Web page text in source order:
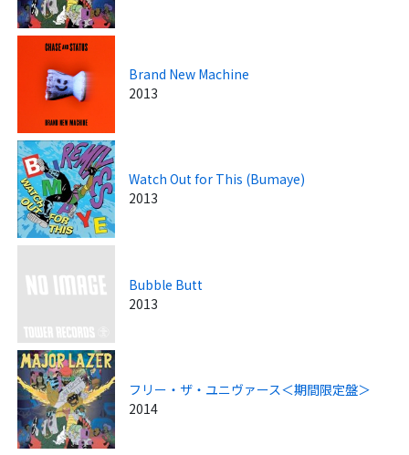
Brand New Machine
2013
Watch Out for This (Bumaye)
2013
Bubble Butt
2013
フリー・ザ・ユニヴァース＜期間限定盤＞
2014